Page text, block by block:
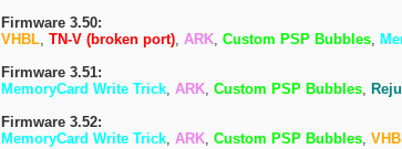
Firmware 3.50:
VHBL, TN-V (broken port), ARK, Custom PSP Bubbles,
Firmware 3.51:
MemoryCard Write Trick, ARK, Custom PSP Bubbles,
Firmware 3.52:
MemoryCard Write Trick, ARK, Custom PSP Bubbles,